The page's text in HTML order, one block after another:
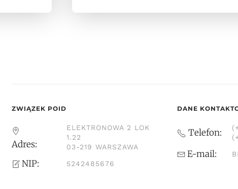
ZWIĄZEK POID
Adres:
ELEKTRONOWA 2 LOK
1.22
03-219 WARSZAWA
NIP: 5242485676
DANE
Telefon:
E-mail: